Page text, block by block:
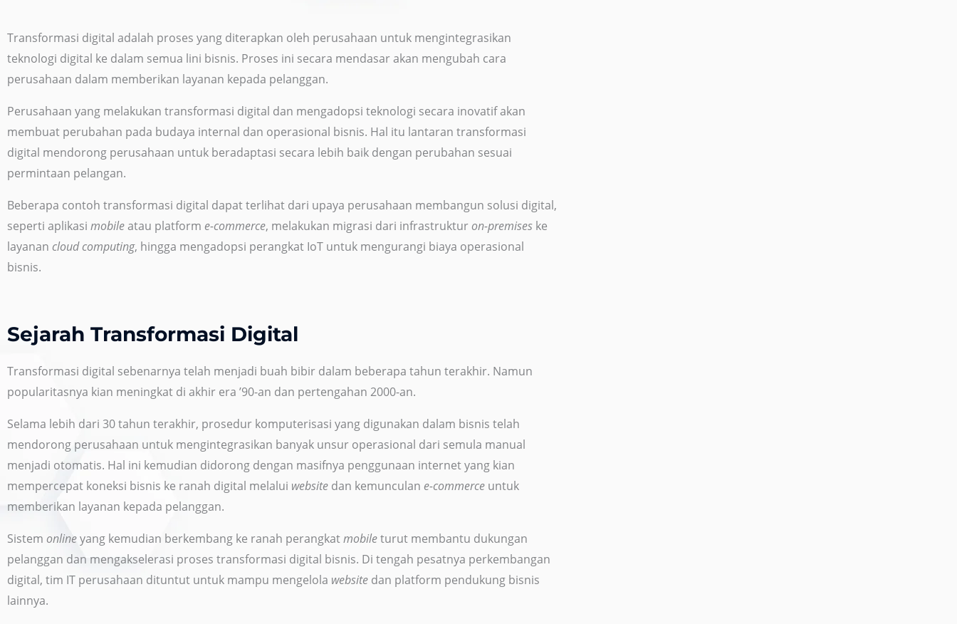
Transformasi digital adalah proses yang diterapkan oleh perusahaan untuk mengintegrasikan
teknologi digital ke dalam semua lini bisnis. Proses ini secara mendasar akan mengubah cara
perusahaan dalam memberikan layanan kepada pelanggan.
Perusahaan yang melakukan transformasi digital dan mengadopsi teknologi secara inovatif akan
membuat perubahan pada budaya internal dan operasional bisnis. Hal itu lantaran transformasi
digital mendorong perusahaan untuk beradaptasi secara lebih baik dengan perubahan sesuai
permintaan pelangan.
Beberapa contoh transformasi digital dapat terlihat dari upaya perusahaan membangun solusi digital,
seperti aplikasi mobileatau platform e-commerce, melakukan migrasi dari infrastrukturon-premises ke
layanan cloud computing, hingga mengadopsi perangkat IoT untuk mengurangi biaya operasional
bisnis.
Sejarah Transformasi Digital
Transformasi digital sebenarnya telah menjadi buah bibir dalam beberapa tahun terakhir. Namun
popularitasnya kian meningkat di akhir era ’90-an dan pertengahan 2000-an.
Selama lebih dari 30 tahun terakhir, prosedur komputerisasi yang digunakan dalam bisnis telah
mendorong perusahaan untuk mengintegrasikan banyak unsur operasional dari semula manual
menjadi otomatis. Hal ini kemudian didorong dengan masifnya penggunaan internet yang kian
mempercepat koneksi bisnis ke ranah digital melalui website dan kemunculan e-commerce untuk
memberikan layanan kepada pelanggan.
Sistem onlineyang kemudian berkembang ke ranah perangkatmobileturut membantu dukungan
pelanggan dan mengakselerasi proses transformasi digital bisnis. Di tengah pesatnya perkembangan
digital, tim IT perusahaan dituntut untuk mampu mengelola website dan platform pendukung bisnis
lainnya.